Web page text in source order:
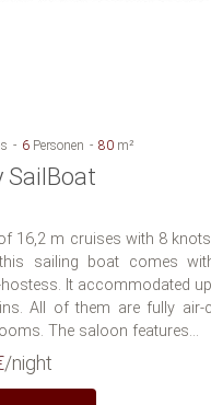
6 Personen 80 m²
SailBoat
16,2 m cruises with 8
this sailing boat comes
It accommodated
All of them are fully air-
The saloon features...
/night